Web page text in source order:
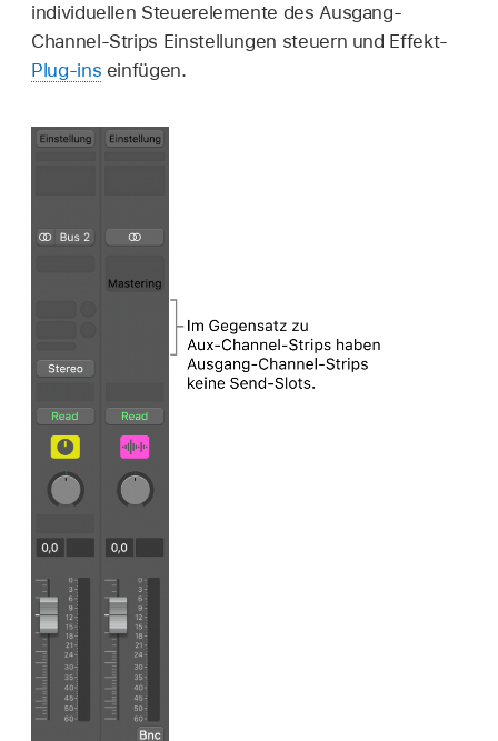
individuellen Steuerelemente des Ausgang-
Channel-Strips Einstellungen steuern und Effekt-
Plug-ins einfügen.